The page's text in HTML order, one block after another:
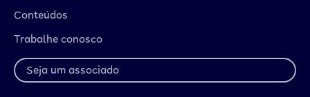
Conteúdos
Trabalhe conosco
Seja um associado